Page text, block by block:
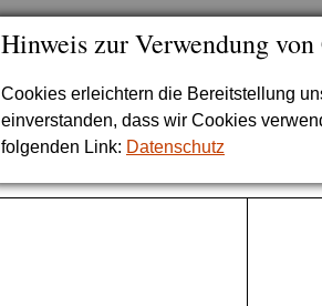
Hinweis zur Verwendung
Cookies erleichtern die Bereitstellung
einverstanden, dass wir Cookies
folgenden Link: Datenschutz